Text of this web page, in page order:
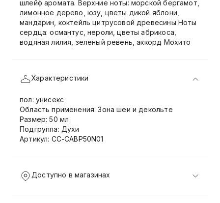
шлейф аромата. Верхние ноты: морской бергамот,
лимонное дерево, юзу, цветы дикой яблони,
мандарин, коктейль цитрусовой древесины Ноты
сердца: османтус, нероли, цветы абрикоса,
водяная лилия, зеленый ревень, аккорд Мохито
Характеристики
пол: унисекс
Область применения: Зона шеи и декольте
Размер: 50 мл
Подгруппа: Духи
Артикул: CC-CABP50N01
Доступно в магазинах